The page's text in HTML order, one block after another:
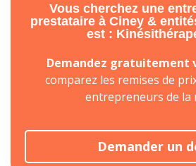
Vous cherchez une
prestataire à Ciney &
est :
Demandez gratuitement
comparez les remises de
entrepreneurs de la
Demander un